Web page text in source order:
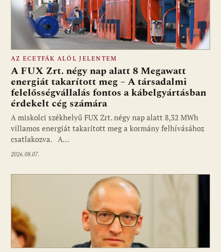
AZ ECETFÁK ALÓL JELENTEM
A FUX Zrt. négy nap alatt 8 Megawatt
energiát takarított meg – A társadalmi
felelősségvállalás fontos a kábelgyártásban
érdekelt cég számára
A miskolci székhelyű FUX Zrt. négy nap alatt 8,32 MWh
villamos energiát takarított meg a kormány felhívásához
csatlakozva. A…
2026.08.07.